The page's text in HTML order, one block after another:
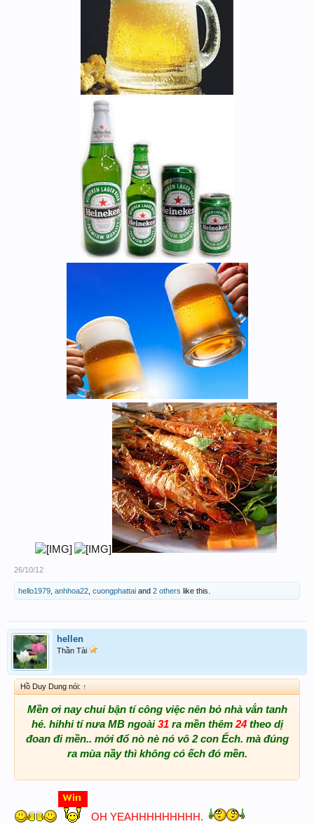
​
26/10/12
hello1979 anhhoa22 cuongphattai and 2 others like this.
hellen
Thần Tài
Hồ Duy Dung nói: ↑
Mền ơi nay chui bận tí công việc nên bỏ nhà vắn tanh
hé. hihhi tí nưa MB ngoài31ra mền thêm 24theo dị
đoan đi mền.. mới đổ nò nè nó vô 2 con Ếch. mà đúng
ra mùa nầy thì không có ếch đó mền.
OH YEAHHHHHHHHH.